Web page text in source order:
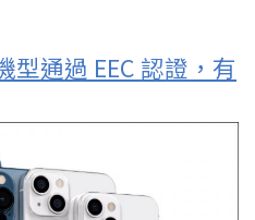
型通過 EEC 認證，有